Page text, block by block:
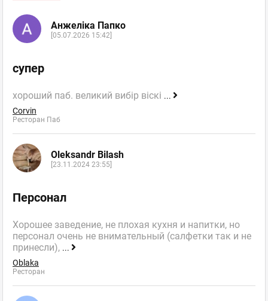
Анжеліка Папко
[05.07.2026 15:42]
супер
хороший паб. великий вибір віскі ...
Corvin
Ресторан Паб
Oleksandr Bilash
[23.11.2024 23:55]
Персонал
Хорошее заведение, не плохая кухня и напитки, но
персонал очень не внимательный (салфетки так и не
принесли), ...
Oblaka
Ресторан